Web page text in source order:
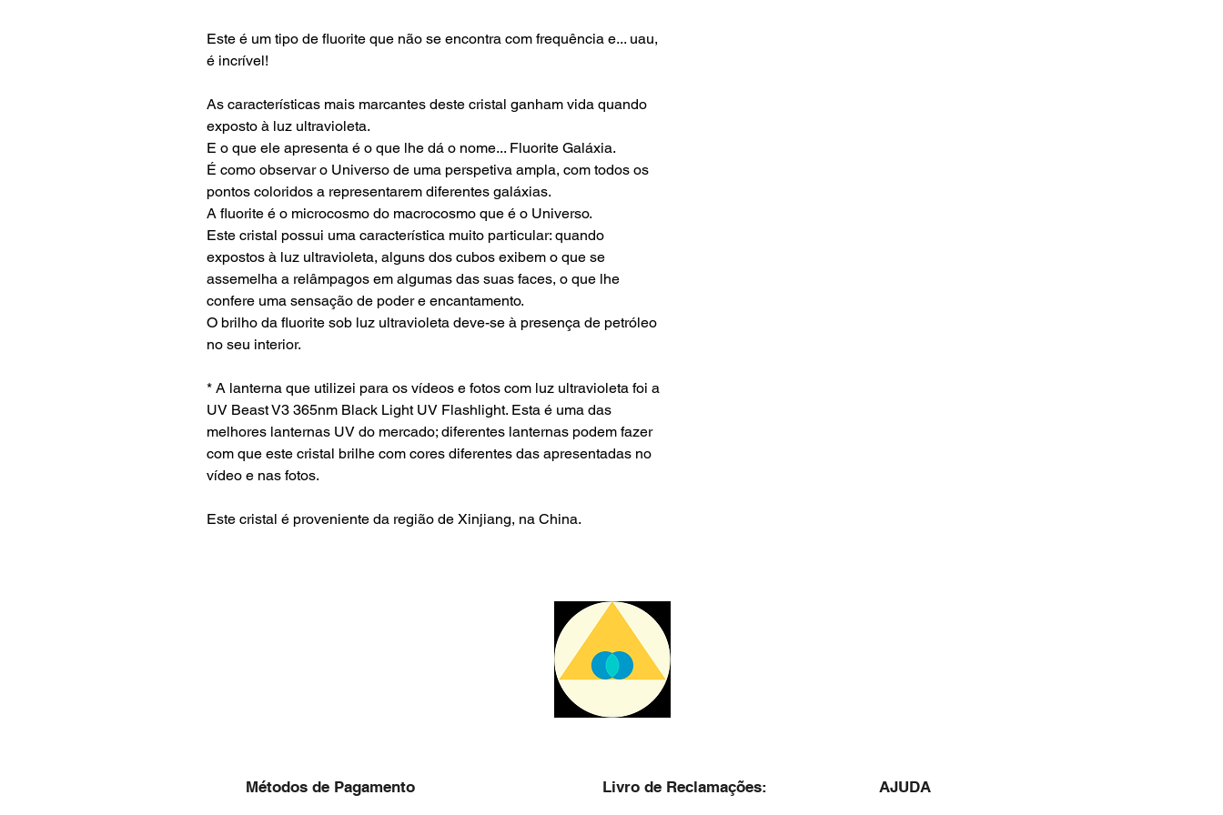
Este é um tipo de fluorite que não se encontra com frequência e... uau,
é incrível!
As características mais marcantes deste cristal ganham vida quando
exposto à luz ultravioleta.
E o que ele apresenta é o que lhe dá o nome... Fluorite Galáxia.
É como observar o Universo de uma perspetiva ampla, com todos os
pontos coloridos a representarem diferentes galáxias.
A fluorite é o microcosmo do macrocosmo que é o Universo.
Este cristal possui uma característica muito particular: quando
expostos à luz ultravioleta, alguns dos cubos exibem o que se
assemelha a relâmpagos em algumas das suas faces, o que lhe
confere uma sensação de poder e encantamento.
O brilho da fluorite sob luz ultravioleta deve-se à presença de petróleo
no seu interior.
* A lanterna que utilizei para os vídeos e fotos com luz ultravioleta foi a
UV Beast V3 365nm Black Light UV Flashlight. Esta é uma das
melhores lanternas UV do mercado; diferentes lanternas podem fazer
com que este cristal brilhe com cores diferentes das apresentadas no
vídeo e nas fotos.
Este cristal é proveniente da região de Xinjiang, na China.
Métodos de Pagamento Livro de Reclamações: AJUDA​​